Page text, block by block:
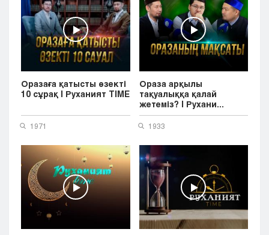
Оразаға қатысты өзекті
10 сұрақ | Руханият TIME
1971
Ораза арқылы
тақуалыққа қалай
жетеміз? | Рухани...
1933